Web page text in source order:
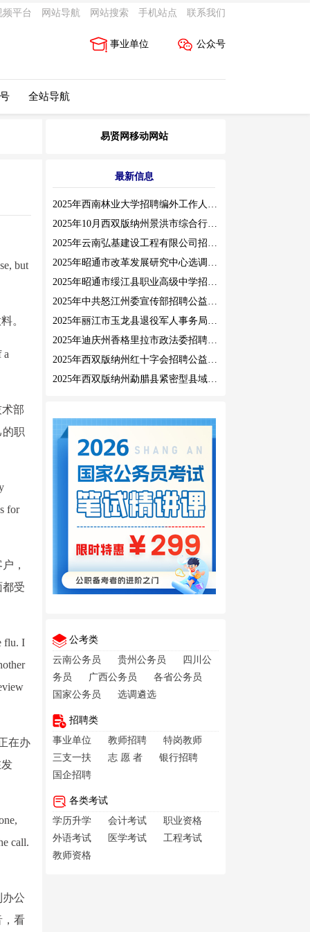
频平台 网站导航 网站搜索 手机站点 联系我们
公众号
事业单位
全站导航
but
。
a
术部
职
for
，
受
flu. I
在办
call.
公
，看
易贤网移动网站
最新信息
2025年西南林业大学招聘编外工作人员公告（三）
2025年10月西双版纳州景洪市综合行政执法局招聘人员公告
2025年云南弘基建设工程有限公司招聘公告
2025年昭通市改革发展研究中心选调工作人员职业素质测评通告
2025年昭通市绥江县职业高级中学招聘编外紧缺临聘数学教师公告
2025年中共怒江州委宣传部招聘公益性岗位公告
2025年丽江市玉龙县退役军人事务局公益性岗位招聘公告
2025年迪庆州香格里拉市政法委招聘公益性岗位公告
2025年西双版纳州红十字会招聘公益性岗位人员公告
2025年西双版纳州勐腊县紧密型县域医共体招聘编外人员公告
公考类
云南公务员
贵州公务员
四川公
务员
广西公务员
各省公务员
国家公务员
选调遴选
招聘类
事业单位
教师招聘
特岗教师
三支一扶
志 愿 者
银行招聘
国企招聘
各类考试
学历升学
会计考试
职业资格
外语考试
医学考试
工程考试
教师资格